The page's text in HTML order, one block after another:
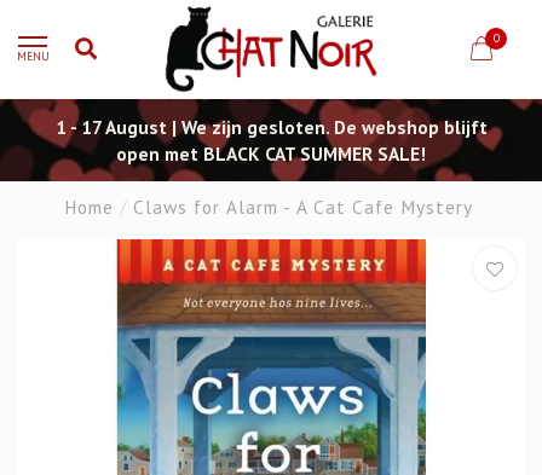
MENU
0
1 - 17 August | We zijn gesloten. De webshop blijft
open met BLACK CAT SUMMER SALE!
Home / Claws for Alarm - A Cat Cafe Mystery